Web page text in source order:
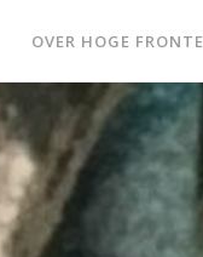
OVER HOGE